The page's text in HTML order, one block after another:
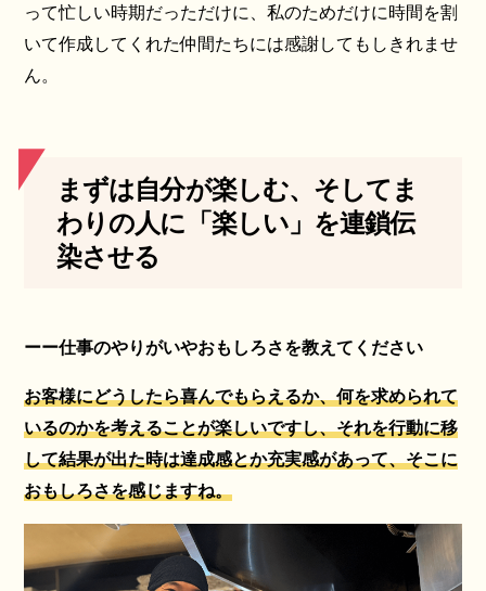
って忙しい時期だっただけに、私のためだけに時間を割
いて作成してくれた仲間たちには感謝してもしきれませ
ん。
まずは自分が楽しむ、そしてま
わりの人に「楽しい」を連鎖伝
染させる
ーー仕事のやりがいやおもしろさを教えてください
お客様にどうしたら喜んでもらえるか、何を求められて
いるのかを考えることが楽しいですし、それを行動に移
して結果が出た時は達成感とか充実感があって、そこに
おもしろさを感じますね。